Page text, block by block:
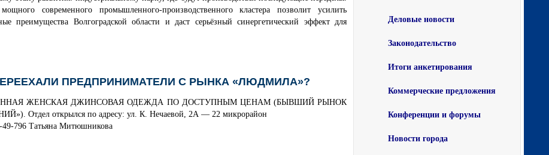
современного промышленного-производственного кластера позволит усилить
преимущества Волгоградской области и даст серьёзный синергетический эффект для
ПРЕДПРИНИМАТЕЛИ С РЫНКА «ЛЮДМИЛА»?
ЖЕНСКАЯ ДЖИНСОВАЯ ОДЕЖДА ПО ДОСТУПНЫМ ЦЕНАМ (БЫВШИЙ РЫНОК
Отдел открылся по адресу: ул. К. Нечаевой, 2А — 22 микрорайон
49-796 Татьяна Митюшникова
Деловые новости
Законодательство
Итоги анкетирования
Коммерческие предложения
Конференции и форумы
Новости города